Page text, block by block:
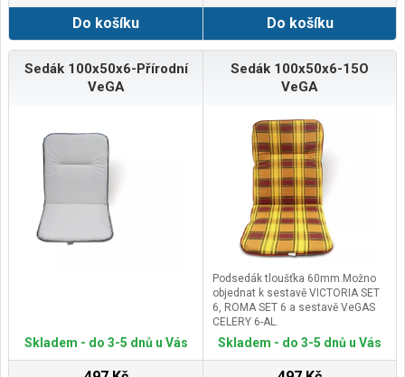
Do košíku
Do košíku
Sedák 100x50x6-Přírodní
VeGA
Skladem - do 3-5 dnů u Vás
Sedák 100x50x6-15O
VeGA
Podsedák tloušťka 60mm.Možno
objednat k sestavě VICTORIA SET
6, ROMA SET 6 a sestavě VeGAS
CELERY 6-AL.
Skladem - do 3-5 dnů u Vás